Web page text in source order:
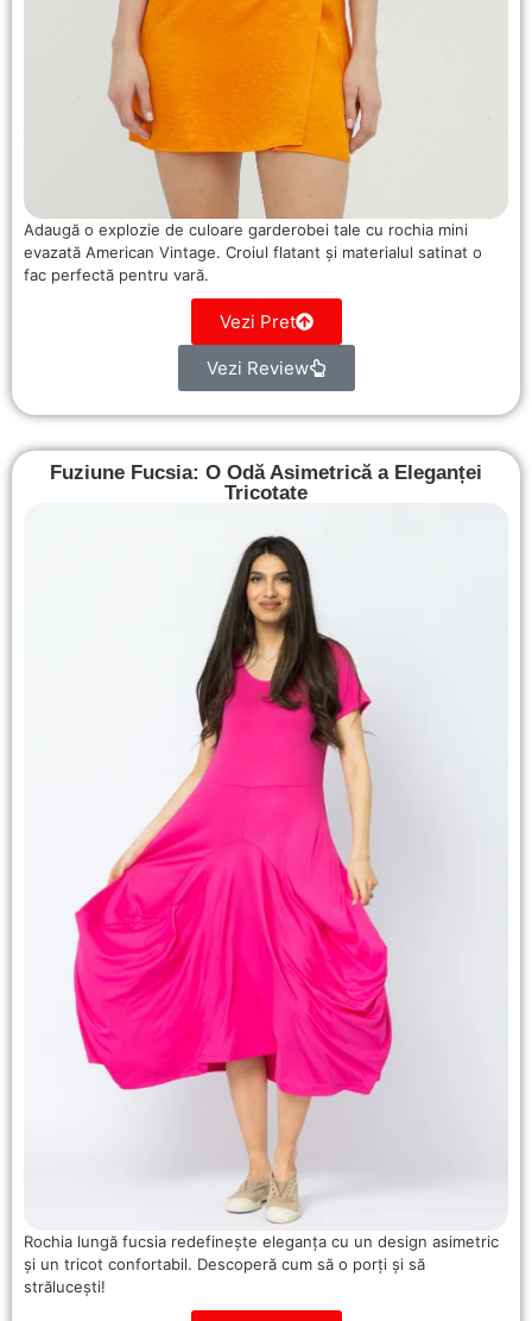
Adaugă o explozie de culoare garderobei tale cu rochia mini
evazată American Vintage. Croiul flatant și materialul satinat o
fac perfectă pentru vară.
Vezi Pret
Vezi Review
Fuziune Fucsia: O Odă Asimetrică a Eleganței
Tricotate
Rochia lungă fucsia redefinește eleganța cu un design asimetric
și un tricot confortabil. Descoperă cum să o porți și să
strălucești!